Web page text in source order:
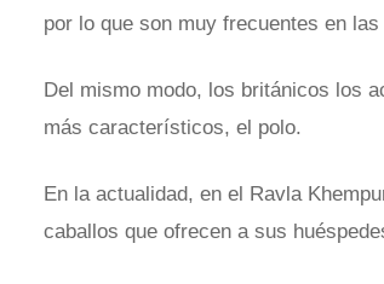
por lo que son muy frecuentes en
Del mismo modo, los británicos los
más característicos, el polo.
En la actualidad, en el Ravla
caballos que ofrecen a sus